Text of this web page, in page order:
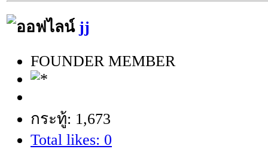
jj
FOUNDER MEMBER
กระทู้: 1,673
Total likes: 0